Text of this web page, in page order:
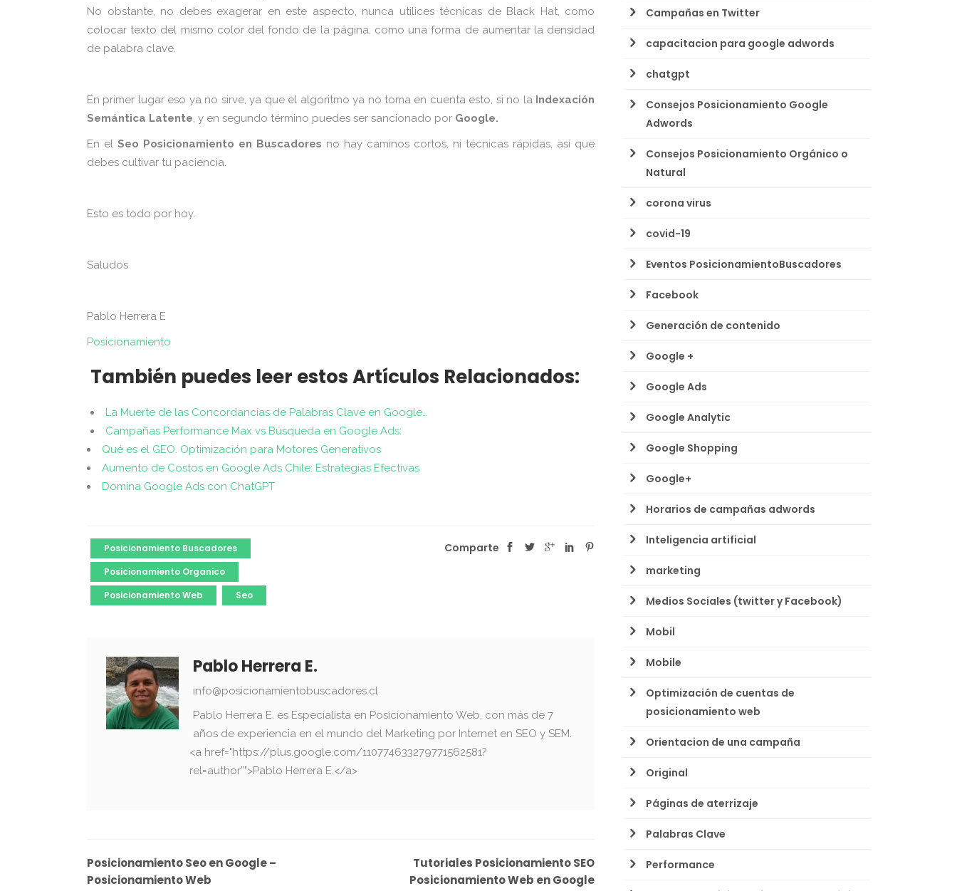
No obstante, no debes exagerar en este aspecto, nunca utilices técnicas de Black Hat, como
colocar texto del mismo color del fondo de la página, como una forma de aumentar la densidad
de palabra clave.
En primer lugar eso ya no sirve, ya que el algoritmo ya no toma en cuenta esto, si no la Indexación
Semántica Latente, y en segundo término puedes ser sancionado por Google.
En elSeo Posicionamiento en Buscadores no hay caminos cortos, ni técnicas rápidas, así que
debes cultivar tu paciencia.
Esto es todo por hoy.
Saludos
Pablo Herrera E
Posicionamiento
También puedes leer estos Artículos Relacionados:
La Muerte de las Concordancias de Palabras Clave en Google…
Campañas Performance Max vs Búsqueda en Google Ads:
Qué es el GEO. Optimización para Motores Generativos
Aumento de Costos en Google Ads Chile: Estrategias Efectivas
Domina Google Ads con ChatGPT
Posicionamiento Buscadores
Posicionamiento Organico
Posicionamiento Web
Seo
Comparte
Pablo Herrera E.
info@posicionamientobuscadores.cl
Pablo Herrera E. es Especialista en Posicionamiento Web, con más de 7
años de experiencia en el mundo del Marketing por Internet en SEO y SEM.
<a href="https://plus.google.com/110774633279771562581?
rel=author”">Pablo Herrera E.</a>
Posicionamiento Seo en Google –
Posicionamiento Web
Tutoriales Posicionamiento SEO
Posicionamiento Web en Google
Campañas en Twitter
capacitacion para google adwords
chatgpt
Consejos Posicionamiento Google
Adwords
Consejos Posicionamiento Orgánico o
Natural
corona virus
covid-19
Eventos PosicionamientoBuscadores
Facebook
Generación de contenido
Google +
Google Ads
Google Analytic
Google Shopping
Google+
Horarios de campañas adwords
Inteligencia artificial
marketing
Medios Sociales (twitter y Facebook)
Mobil
Mobile
Optimización de cuentas de
posicionamiento web
Orientacion de una campaña
Original
Páginas de aterrizaje
Palabras Clave
Performance